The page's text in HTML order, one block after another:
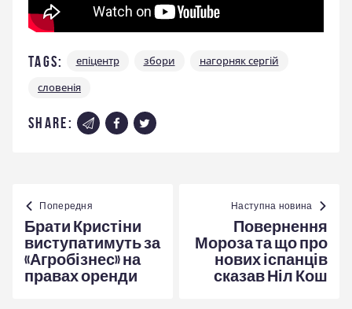
Tags: епіцентр збори
нагорняк сергій
словенія
share:
Навігація
записів
Попередня
Брати Кристіни
виступатимуть за
«Агробізнес» на
правах оренди
Наступна новина
Повернення
Мороза та що про
нових іспанців
сказав Ніл Кош